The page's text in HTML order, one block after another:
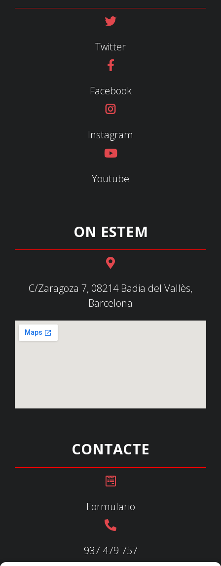
Twitter
Facebook
Instagram
Youtube
ON ESTEM
C/Zaragoza 7, 08214 Badia del Vallès,
Barcelona
CONTACTE
Formulario
937 479 757